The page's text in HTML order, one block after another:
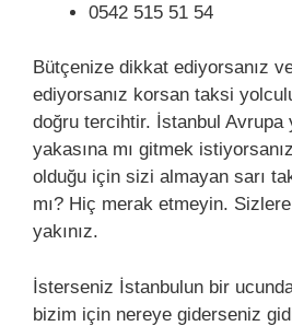
0542 515 51 54
Bütçenize dikkat ediyorsanız
ediyorsanız korsan taksi
doğru tercihtir. İstanbul Avrupa
yakasına mı gitmek
olduğu için sizi almayan sarı
mı? Hiç merak etmeyin.
yakınız.
İsterseniz İstanbulun bir
bizim için nereye giderseniz